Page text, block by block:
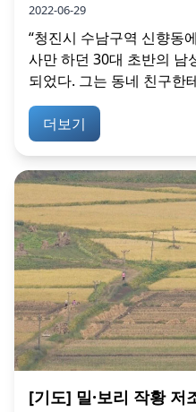
2022-06-29
“청진시 수남구역 신향동
사만 하던 30대 초반의 남
되었다. 그는 동네 친구한
더보기
[기도] 밀·보리 작황 저